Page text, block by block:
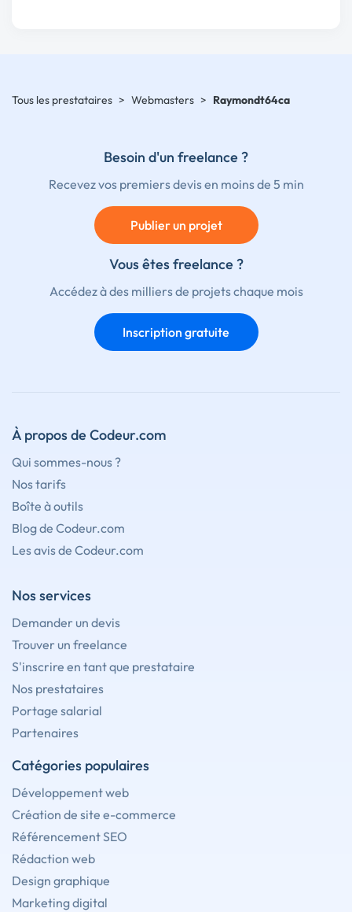
Tous les prestataires > Webmasters > Raymondt64ca
Besoin d'un freelance ?
Recevez vos premiers devis en moins de 5 min
Publier un projet
Vous êtes freelance ?
Accédez à des milliers de projets chaque mois
Inscription gratuite
À propos de Codeur.com
Qui sommes-nous ?
Nos tarifs
Boîte à outils
Blog de Codeur.com
Les avis de Codeur.com
Nos services
Demander un devis
Trouver un freelance
S'inscrire en tant que prestataire
Nos prestataires
Portage salarial
Partenaires
Catégories populaires
Développement web
Création de site e-commerce
Référencement SEO
Rédaction web
Design graphique
Marketing digital